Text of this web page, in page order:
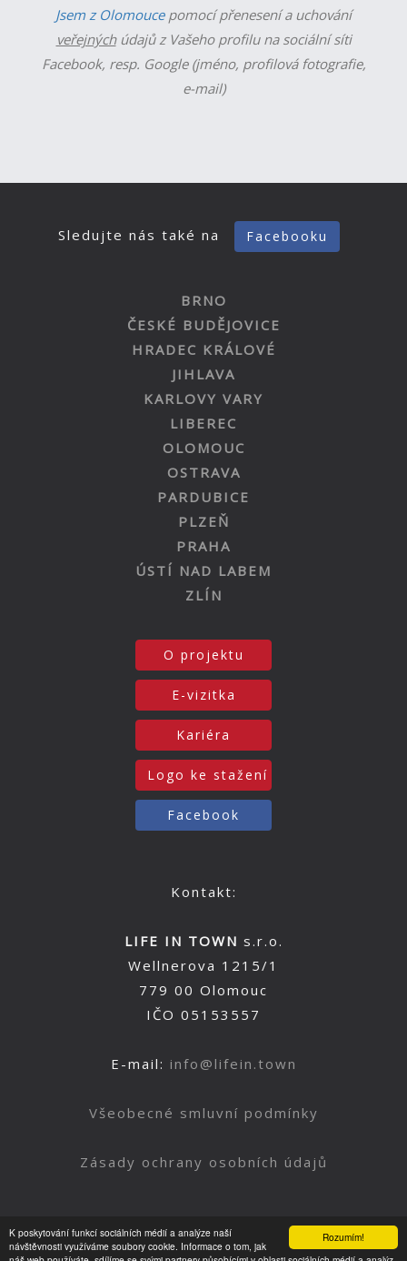
Rozumím!
K poskytování funkcí sociálních médií a analýze naší
návštěvnosti využíváme soubory cookie. Informace o tom, jak
Jsem z Olomoucepomocí přenesení a uchování
veřejnýchúdajů z Vašeho profilu na sociální síti
Facebook, resp. Google (jméno, profilová fotografie,
e-mail)
Sledujte nás také na Facebooku
BRNO
ČESKÉ BUDĚJOVICE
HRADEC KRÁLOVÉ
JIHLAVA
KARLOVY VARY
LIBEREC
OLOMOUC
OSTRAVA
PARDUBICE
PLZEŇ
PRAHA
ÚSTÍ NAD LABEM
ZLÍN
O projektu
E-vizitka
Kariéra
Logo ke stažení
Facebook
Kontakt:
LIFE IN TOWN s.r.o.
Wellnerova 1215/1
779 00 Olomouc
IČO 05153557
E-mail: info@lifein.town
Všeobecné smluvní podmínky
Zásady ochrany osobních údajů
Nahoru